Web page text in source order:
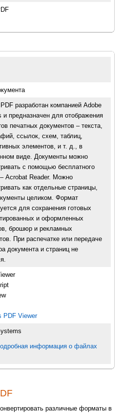
разработан компанией Adobe
и предназначен для отображения
печатных документов – текста,
ссылок, схем, таблиц,
элементов, и т. д., в
виде. Документы можно
с помощью бесплатного
Acrobat Reader. Можно
как отдельные страницы,
целиком. Формат
для сохранения готовых
и оформленных
брошюр и рекламных
При распечатке или передаче
документа и страниц не
PDF Viewer
информация о файлах
различные форматы в